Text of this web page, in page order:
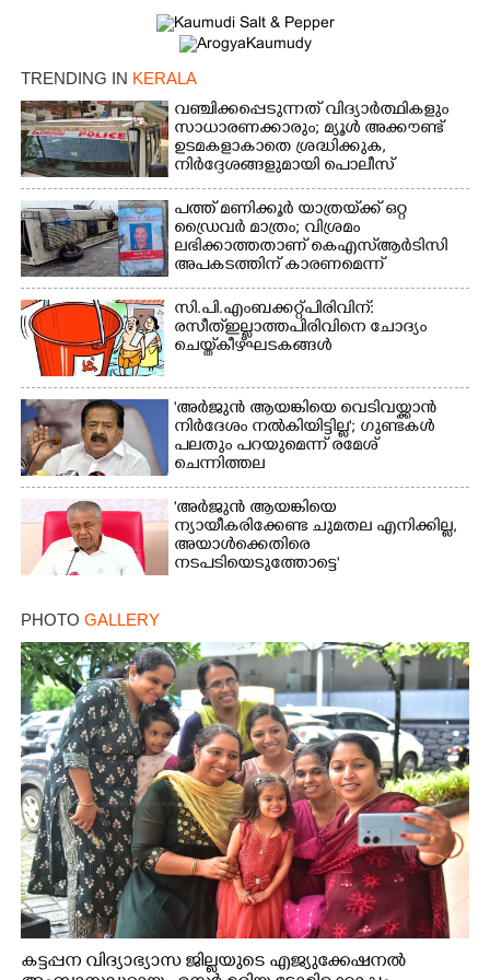
TRENDING IN KERALA
വഞ്ചിക്കപ്പെടുന്നത് വിദ്യാർത്ഥികളും
സാധാരണക്കാരും; മ്യൂൾ അക്കൗണ്ട്
ഉടമകളാകാതെ ശ്രദ്ധിക്കുക,
നിർദ്ദേശങ്ങളുമായി പൊലീസ്
പത്ത് മണിക്കൂർ യാത്രയ്‌ക്ക് ഒറ്റ
ഡ്രൈവർ മാത്രം; വിശ്രമം
ലഭിക്കാത്തതാണ് കെഎസ്‌ആർടിസി
അപകടത്തിന് കാരണമെന്ന്
വിമർശനം
സി.പി.എം ബക്കറ്റ് പിരിവിന്:
രസീത് ഇല്ലാത്ത പിരിവിനെ ചോദ്യം
ചെയ്ത് കീഴ്ഘടകങ്ങൾ
'അർജുൻ ആയങ്കിയെ വെടിവയ്ക്കാൻ
നിർദേശം നൽകിയിട്ടില്ല'; ഗുണ്ടകൾ
പലതും പറയുമെന്ന് രമേശ്
ചെന്നിത്തല
'അർജുൻ ആയങ്കിയെ
ന്യായീകരിക്കേണ്ട ചുമതല എനിക്കില്ല,
അയാൾക്കെതിരെ
നടപടിയെടുത്തോട്ടെ'
PHOTO GALLERY
കട്ടപ്പന വിദ്യാഭ്യാസ ജില്ലയുടെ എജ്യുക്കേഷനൽ